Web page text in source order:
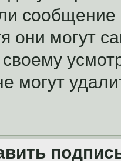
они могут
могут